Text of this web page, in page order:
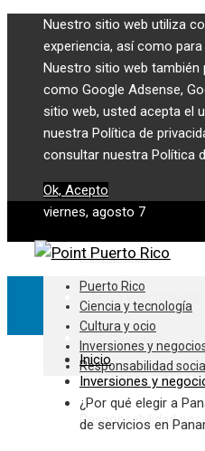
Nuestro sitio web utiliza
experiencia, así como
Nuestro sitio web también
como Google Adsense,
sitio web, usted acepta el
nuestra Política de
consultar nuestra Política
Ok, Acepto
viernes, agosto 7
Puerto Rico
Ciencia y tecnología
Cultura y ocio
Inversiones y
Responsabilidad
Puerto Rico
Ciencia y tecnología
Cultura y ocio
Inversiones y
Responsabilidad social
Inicio
Inversiones y
¿Por qué elegir a
de servicios en